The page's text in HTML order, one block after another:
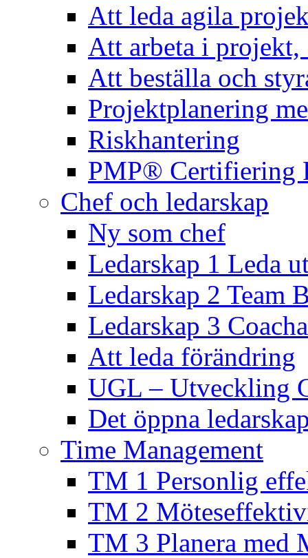
Att leda agila
Att arbeta i projekt,
Att beställa och
Projektplanering
Riskhantering
PMP® Certifiering
Chef och ledarskap
Ny som chef
Ledarskap 1 Leda
Ledarskap 2 Team
Ledarskap 3
Att leda förändring
UGL – Utveckling
Det öppna
Time Management
TM 1 Personlig
TM 2
TM 3 Planera med